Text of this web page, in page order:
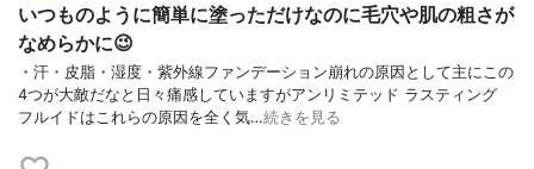
いつものように簡単に塗っただけなのに毛穴や肌の粗さが
なめらかに😉
・汗・皮脂・湿度・紫外線ファンデーション崩れの原因として主にこの
4つが大敵だなと日々痛感していますがアンリミテッド ラスティング
フルイドはこれらの原因を全く気…続きを見る